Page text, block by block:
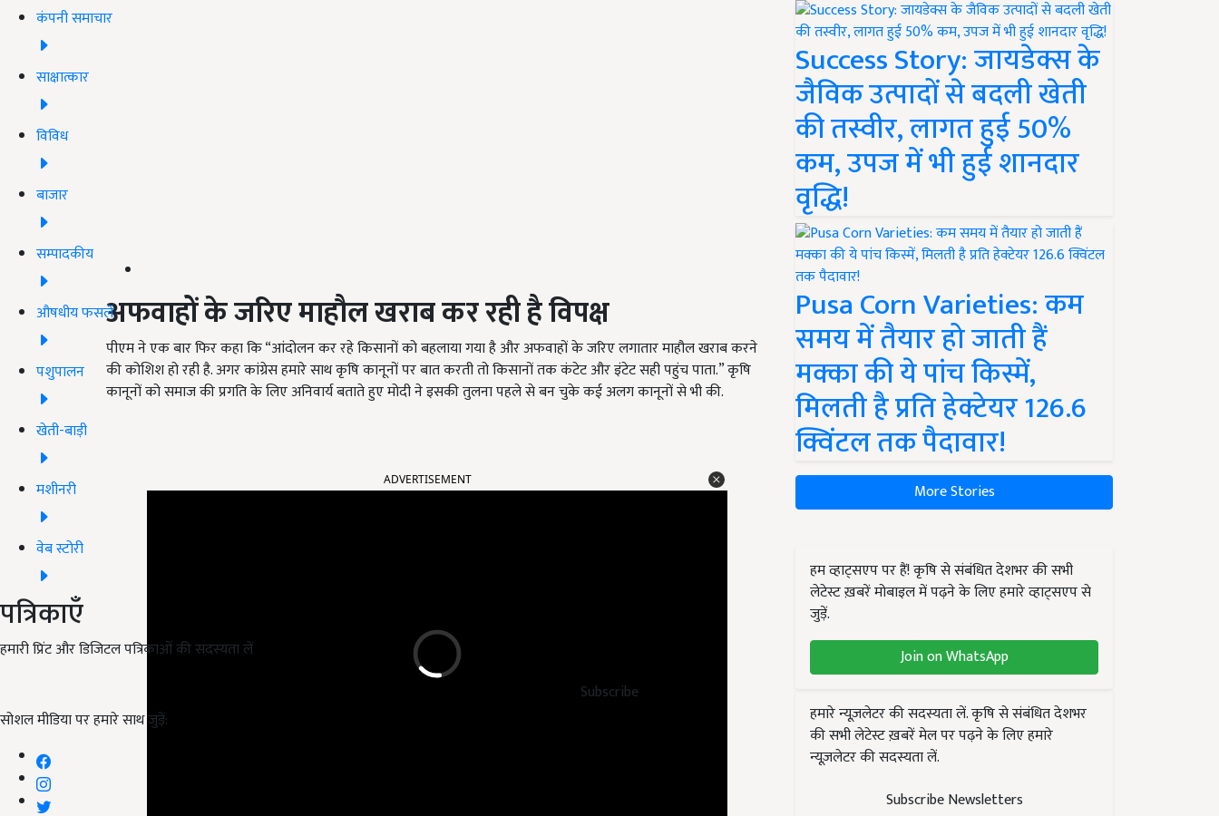
कंपनी समाचार
साक्षात्कार
विविध
बाजार
सम्पादकीय
औषधीय फसलें
पशुपालन
खेती-बाड़ी
मशीनरी
वेब स्टोरी
पत्रिकाएँ
हमारी प्रिंट और डिजिटल पत्रिकाओं की सदस्यता लें
Subscribe
सोशल मीडिया पर हमारे साथ जुड़ें:
अफवाहों के जरिए माहौल खराब कर रही है विपक्ष
पीएम ने एक बार फिर कहा कि “आंदोलन कर रहे किसानों को बहलाया गया है और अफवाहों के जरिए लगातार माहौल खराब करने
की कोशिश हो रही है. अगर कांग्रेस हमारे साथ कृषि कानूनों पर बात करती तो किसानों तक कंटेट और इंटेट सही पहुंच पाता.” कृषि
कानूनों को समाज की प्रगति के लिए अनिवार्य बताते हुए मोदी ने इसकी तुलना पहले से बन चुके कई अलग कानूनों से भी की.
Success Story: जायडेक्स के
जैविक उत्पादों से बदली खेती
की तस्वीर, लागत हुई 50%
कम, उपज में भी हुई शानदार
वृद्धि!
Pusa Corn Varieties: कम
समय में तैयार हो जाती हैं
मक्का की ये पांच किस्में,
मिलती है प्रति हेक्टेयर 126.6
क्विंटल तक पैदावार!
More Stories
हम व्हाट्सएप पर हैं! कृषि से संबंधित देशभर की सभी
लेटेस्ट ख़बरें मोबाइल में पढ़ने के लिए हमारे व्हाट्सएप से
जुड़ें.
Join on WhatsApp
हमारे न्यूज़लेटर की सदस्यता लें. कृषि से संबंधित देशभर
की सभी लेटेस्ट ख़बरें मेल पर पढ़ने के लिए हमारे
न्यूज़लेटर की सदस्यता लें.
Subscribe Newsletters